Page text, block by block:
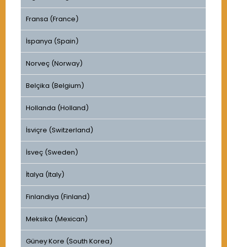
Fransa (France)
İspanya (Spain)
Norveç (Norway)
Belçika (Belgium)
Hollanda (Holland)
İsviçre (Switzerland)
İsveç (Sweden)
İtalya (Italy)
Finlandiya (Finland)
Meksika (Mexican)
Güney Kore (South Korea)